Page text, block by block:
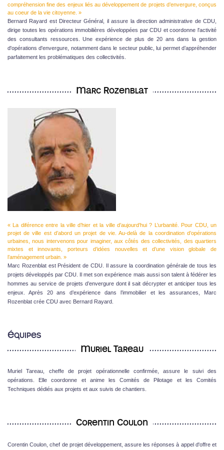
compréhension fine des enjeux liés au développement de projets d’envergure, conçus
au coeur de la vie citoyenne. »
Bernard Rayard est Directeur Général, il assure la direction administrative de CDU,
dirige toutes les opérations immobilières développées par CDU et coordonne l'activité
des consultants ressources. Une expérience de plus de 20 ans dans la gestion
d'opérations d'envergure, notamment dans le secteur public, lui permet d’appréhender
parfaitement les problématiques des collectivités.
Marc Rozenblat
« La diférence entre la ville d’hier et la ville d’aujourd’hui ? L’urbanité. Pour CDU, un
projet de ville est d’abord un projet de vie. Au-delà de la coordination d’opérations
urbaines, nous intervenons pour imaginer, aux côtés des collectivités, des quartiers
mixtes et innovants, porteurs d’idées nouvelles et d’une vision globale de
l’aménagement urbain. »
Marc Rozenblat est Président de CDU. Il assure la coordination générale de tous les
projets développés par CDU. Il met son expérience mais aussi son talent à fédérer les
hommes au service de projets d’envergure dont il sait décrypter et anticiper tous les
enjeux. Après 20 ans d’expérience dans l’immobilier et les assurances, Marc
Rozenblat crée CDU avec Bernard Rayard.
Équipes
Muriel Tareau
Muriel Tareau, cheffe de projet opérationnelle confirmée, assure le suivi des
opérations. Elle coordonne et anime les Comités de Pilotage et les Comités
Techniques dédiés aux projets et aux suivis de chantiers.
Corentin Coulon
Corentin Coulon, chef de projet développement, assure les réponses à appel d'offre et